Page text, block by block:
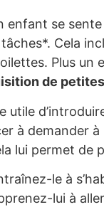
enfant se
Cela
Plus un
de
utile
à demander à
lui permet de
le à
lui à